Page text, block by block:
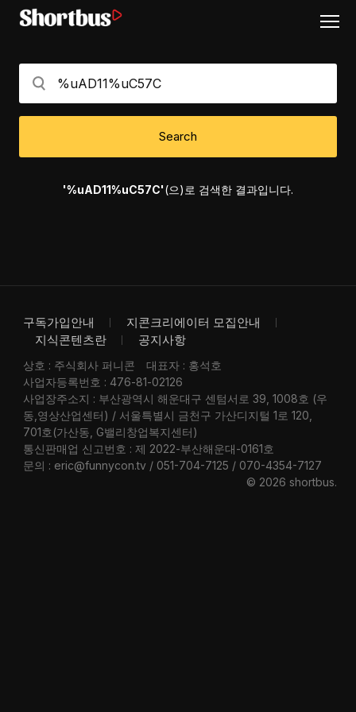
Search
'%uAD11%uC57C'(으)로 검색한 결과입니다.
구독가입안내
지콘크리에이터 모집안내
지식콘텐츠란
공지사항
상호 : 주식회사 퍼니콘
대표자 : 홍석호
사업자등록번호 : 476-81-02126
사업장주소지 : 부산광역시 해운대구 센텀서로 39, 1008호 (우
동,영상산업센터) / 서울특별시 금천구 가산디지털 1로 120,
701호(가산동, G밸리창업복지센터)
통신판매업 신고번호 : 제 2022-부산해운대-0161호
문의 : eric@funnycon.tv / 051-704-7125 / 070-4354-7127
© 2026 shortbus.